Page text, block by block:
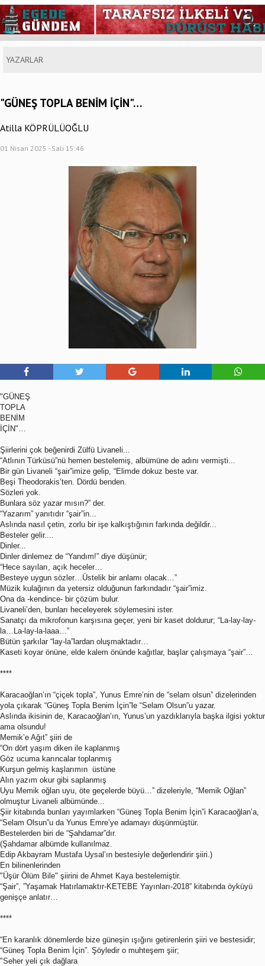
YAZARLAR
"GÜNEŞ TOPLA BENİM İÇİN"…
Atilla KÖPRÜLÜOĞLU
01 Nisan 2025 - Salı 15:46
"GÜNEŞ
TOPLA
BENİM
İÇİN"…
Şiirlerini çok beğenirdi Zülfü Livaneli...
“Atlının Türküsü”nü hemen bestelemiş, albümüne de adını vermişti...
Bir gün Livaneli “şair”imize gelip, “Elimde dokuz beste var.
Beşi Theodorakis’ten. Dördü benden.
Sözleri yok.
Bunlara söz yazar mısın?” der.
“Yazarım” yanıtıdır “şair”in...
Aslında nasıl çetin, zorlu bir işe kalkıştığının farkında değildir...
Besteler gelir....
Dinler...
Dinler dinlemez de “Yandım!” diye düşünür;
“Hece sayıları, açık heceler…
Besteye uygun sözler…Üstelik bir anlamı olacak…”
Müzik kulağının da yetersiz olduğunun farkındadır “şair”imiz.
Ona da -kendince- bir çözüm bulur.
Livaneli’den, bunları heceleyerek söylemesini ister.
Sanatçı da mikrofonun karşısına geçer, yeni bir kaset doldurur; “La-lay-lay-
la…La-lay-la-laaa…”
Bütün şarkılar “lay-la”lardan oluşmaktadır…
Kaseti koyar önüne, elde kalem önünde kağıtlar, başlar çalışmaya “şair”…
****
Karacaoğlan’ın “çiçek topla”, Yunus Emre’nin de “selam olsun” dizelerinden
yola çıkarak “Güneş Topla Benim İçin”le “Selam Olsun”u yazar.
Aslında ikisinin de, Karacaoğlan’ın, Yunus’un yazdıklarıyla başka ilgisi yoktur
ama olsundu!
Memik’e Ağıt” şiiri de
“On dört yaşım diken ile kaplanmış
Göz ucuma karıncalar toplanmış
Kurşun gelmiş kaşlarımın üstüne
Alın yazım okur gibi saplanmış
Uyu Memik oğlan uyu, öte geçelerde büyü…” dizeleriyle, “Memik Oğlan”
olmuştur Livaneli albümünde...
Şiir kitabında bunları yayımlarken “Güneş Topla Benim İçin”i Karacaoğlan’a,
“Selam Olsun”u da Yunus Emre’ye adamayı düşünmüştür.
Bestelerden biri de “Şahdamar”dır.
(Şahdamar albümde kullanılmaz.
Edip Akbayram Mustafa Uysal’ın bestesiyle değerlendirir şiiri.)
En bilinenlerinden
"Üşür Ölüm Bile" şiirini de Ahmet Kaya bestelemiştir.
“Şair”, ”Yaşamak Hatırlamaktır-KETEBE Yayınları-2018” kitabında öyküyü
genişçe anlatır…
****
“En karanlık dönemlerde bize güneşin ışığını getirenlerin şiiri ve bestesidir;
“Güneş Topla Benim İçin”. Şöyledir o muhteşem şiir;
"Seher yeli çık dağlara